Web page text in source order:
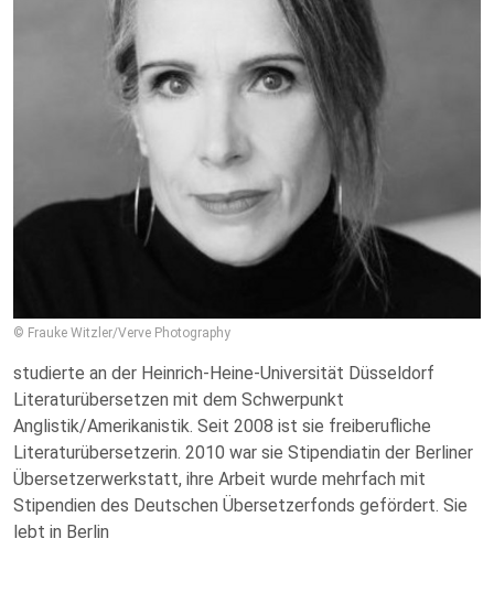
© Frauke Witzler/Verve Photography
studierte an der Heinrich-Heine-Universität Düsseldorf
Literaturübersetzen mit dem Schwerpunkt
Anglistik/Amerikanistik. Seit 2008 ist sie freiberufliche
Literaturübersetzerin. 2010 war sie Stipendiatin der Berliner
Übersetzerwerkstatt, ihre Arbeit wurde mehrfach mit
Stipendien des Deutschen Übersetzerfonds gefördert. Sie
lebt in Berlin